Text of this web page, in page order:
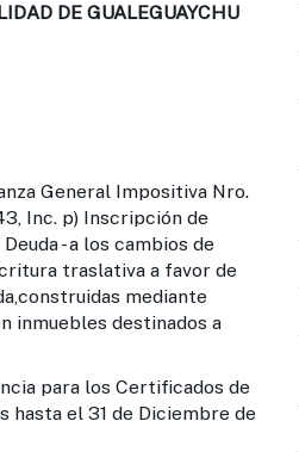
DE GUALEGUAYCHU
General Impositiva Nro.
Inc. p) Inscripción de
- a los cambios de
traslativa a favor de
mediante
inmuebles destinados a
para los Certificados de
hasta el 31 de Diciembre de